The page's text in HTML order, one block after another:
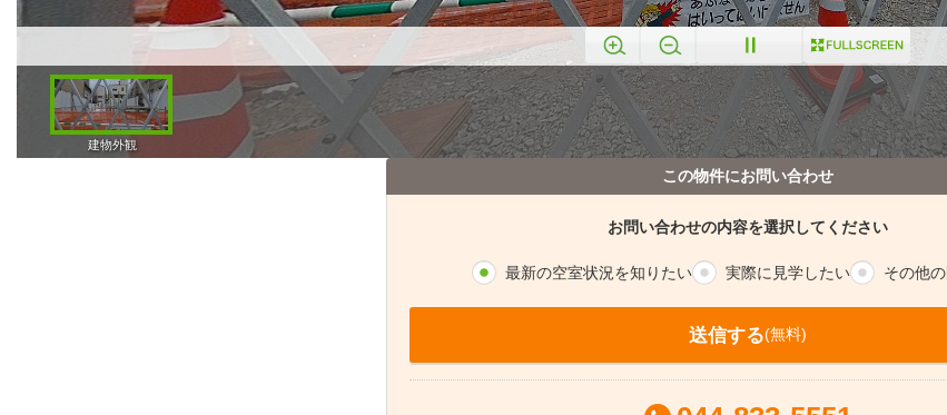
この物件にお問い合わせ
お問い合わせの内容を選択してください
最新の空室状況を知りたい 実際に 見学したい その他の
送信する(無料)